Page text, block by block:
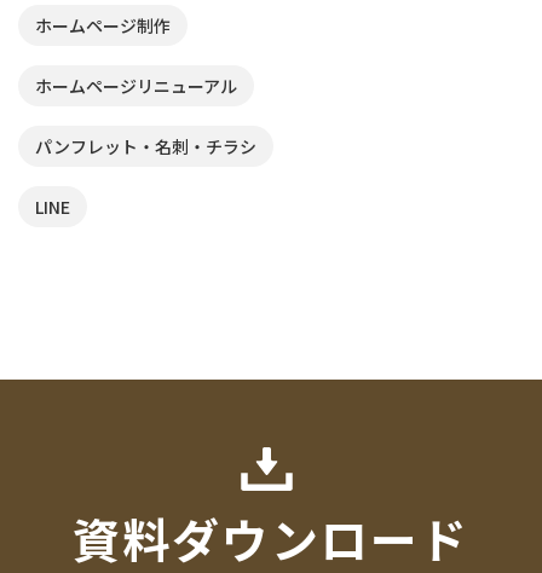
ホームページ制作
ホームページリニューアル
パンフレット・名刺・チラシ
LINE
資料ダウンロード